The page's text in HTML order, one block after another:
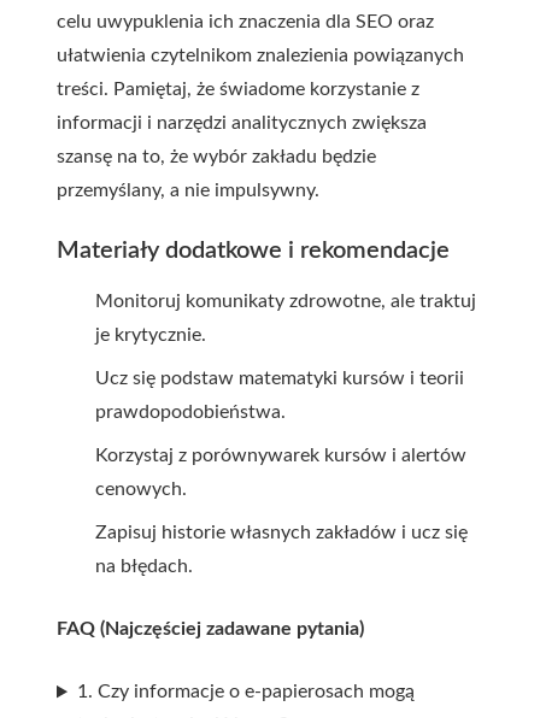
celu uwypuklenia ich znaczenia dla SEO oraz
ułatwienia czytelnikom znalezienia powiązanych
treści. Pamiętaj, że świadome korzystanie z
informacji i narzędzi analitycznych zwiększa
szansę na to, że wybór zakładu będzie
przemyślany, a nie impulsywny.
Materiały dodatkowe i rekomendacje
Monitoruj komunikaty zdrowotne, ale traktuj
je krytycznie.
Ucz się podstaw matematyki kursów i teorii
prawdopodobieństwa.
Korzystaj z porównywarek kursów i alertów
cenowych.
Zapisuj historie własnych zakładów i ucz się
na błędach.
FAQ (Najczęściej zadawane pytania)
1. Czy informacje o e‑papierosach mogą